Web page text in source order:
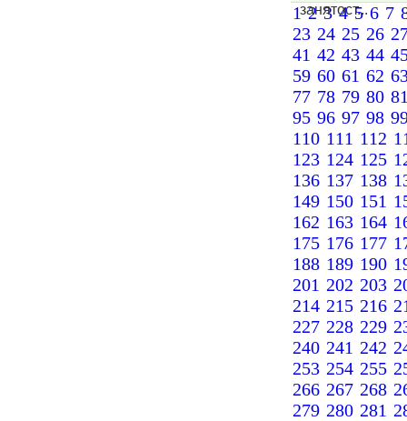
занятост...
123456 7
23 24 25 26
41 42 43 44
59 60 61 62
77 78 79 80
95 96 97 98
110 111 112
123 124 125
136 137 138
149 150 151
162 163 164
175 176 177
188 189 190
201 202 203
214 215 216
227 228 229
240 241 242
253 254 255
266 267 268
279 280 281